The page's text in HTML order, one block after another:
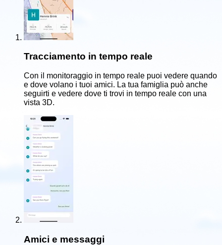
Tracciamento in tempo reale
Con il monitoraggio in tempo reale puoi vedere quando
e dove volano i tuoi amici. La tua famiglia può anche
seguirti e vedere dove ti trovi in tempo reale con una
vista 3D.
Amici e messaggi